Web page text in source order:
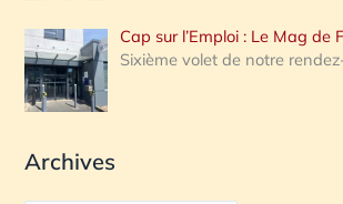
Cap sur l’Emploi : Le Mag de
Sixième volet de notre
Archives